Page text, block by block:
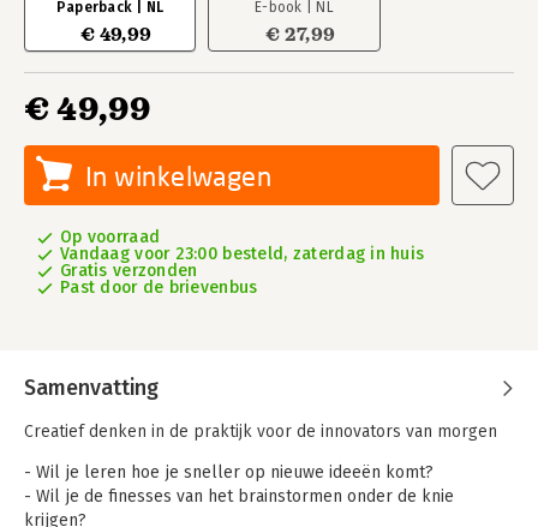
Paperback | NL
€ 49,99
E-book | NL
€ 27,99
€ 49,99
In winkelwagen
Op voorraad
Vandaag voor 23:00 besteld, zaterdag in huis
Gratis verzonden
Past door de brievenbus
Samenvatting
Creatief denken in de praktijk voor de innovators van morgen
- Wil je leren hoe je sneller op nieuwe ideeën komt?
- Wil je de finesses van het brainstormen onder de knie
krijgen?